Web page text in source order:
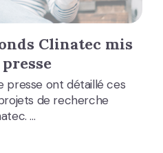
Clinatec mis
presse ont détaillé ces
de recherche
…